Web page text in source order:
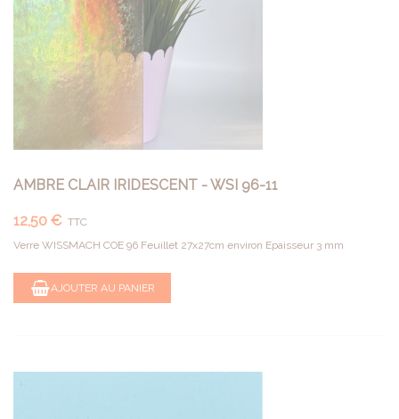
AMBRE CLAIR IRIDESCENT - WSI 96-11
12,50 € TTC
Verre WISSMACH COE 96 Feuillet 27x27cm environ Epaisseur 3 mm
AJOUTER AU PANIER